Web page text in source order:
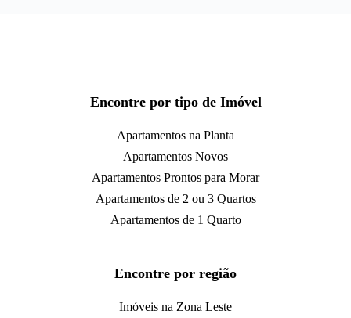
Encontre por tipo de Imóvel
Apartamentos na Planta
Apartamentos Novos
Apartamentos Prontos para Morar
Apartamentos de 2 ou 3 Quartos
Apartamentos de 1 Quarto
Encontre por região
Imóveis na Zona Leste